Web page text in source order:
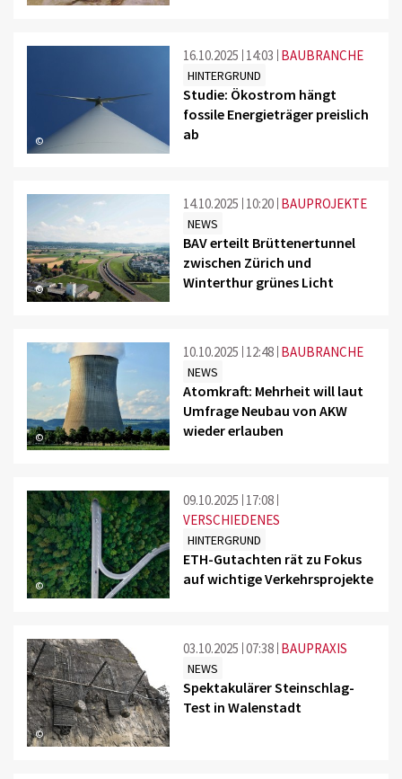
©
16.10.2025 14:03 BAUBRANCHE
HINTERGRUND
Studie: Ökostrom hängt
fossile Energieträger preislich
ab
©
14.10.2025 10:20 BAUPROJEKTE
NEWS
BAV erteilt Brüttenertunnel
zwischen Zürich und
Winterthur grünes Licht
©
10.10.2025 12:48 BAUBRANCHE
NEWS
Atomkraft: Mehrheit will laut
Umfrage Neubau von AKW
wieder erlauben
©
09.10.2025 17:08
VERSCHIEDENES
HINTERGRUND
ETH-Gutachten rät zu Fokus
auf wichtige Verkehrsprojekte
©
03.10.2025 07:38 BAUPRAXIS
NEWS
Spektakulärer Steinschlag-
Test in Walenstadt